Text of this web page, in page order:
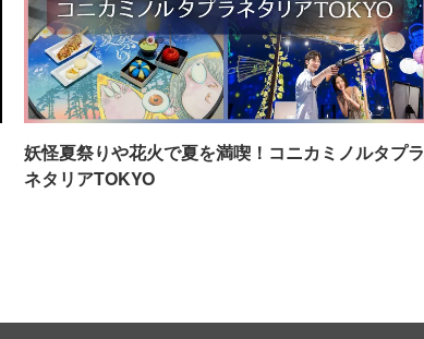
妖怪夏祭りや花火で夏を満喫！コニカミノルタプラ
ネタリアTOKYO